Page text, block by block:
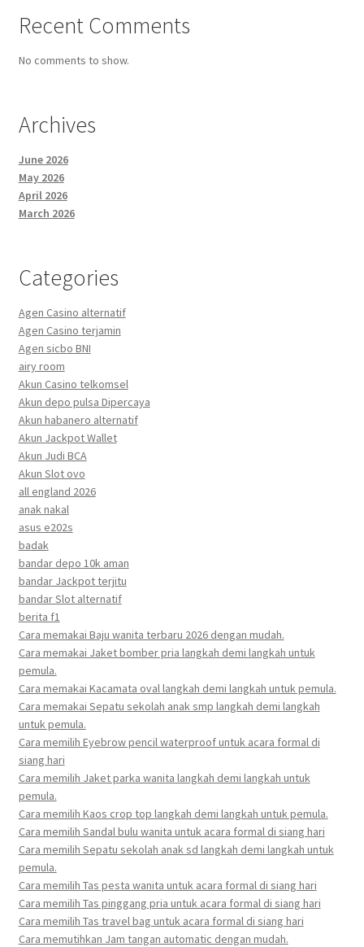
Recent Comments
No comments to show.
Archives
June 2026
May 2026
April 2026
March 2026
Categories
Agen Casino alternatif
Agen Casino terjamin
Agen sicbo BNI
airy room
Akun Casino telkomsel
Akun depo pulsa Dipercaya
Akun habanero alternatif
Akun Jackpot Wallet
Akun Judi BCA
Akun Slot ovo
all england 2026
anak nakal
asus e202s
badak
bandar depo 10k aman
bandar Jackpot terjitu
bandar Slot alternatif
berita f1
Cara memakai Baju wanita terbaru 2026 dengan mudah.
Cara memakai Jaket bomber pria langkah demi langkah untuk
pemula.
Cara memakai Kacamata oval langkah demi langkah untuk pemula.
Cara memakai Sepatu sekolah anak smp langkah demi langkah
untuk pemula.
Cara memilih Eyebrow pencil waterproof untuk acara formal di
siang hari
Cara memilih Jaket parka wanita langkah demi langkah untuk
pemula.
Cara memilih Kaos crop top langkah demi langkah untuk pemula.
Cara memilih Sandal bulu wanita untuk acara formal di siang hari
Cara memilih Sepatu sekolah anak sd langkah demi langkah untuk
pemula.
Cara memilih Tas pesta wanita untuk acara formal di siang hari
Cara memilih Tas pinggang pria untuk acara formal di siang hari
Cara memilih Tas travel bag untuk acara formal di siang hari
Cara memutihkan Jam tangan automatic dengan mudah.